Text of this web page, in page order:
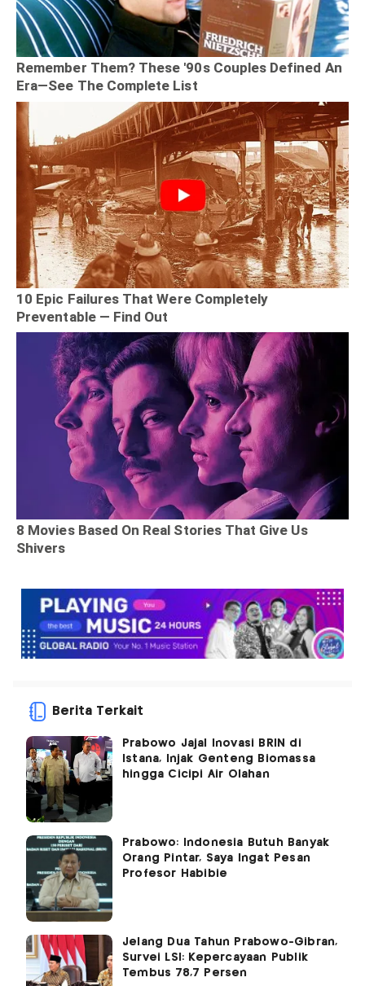
Berita Terkait
Prabowo Jajal Inovasi BRIN di
Istana, Injak Genteng Biomassa
hingga Cicipi Air Olahan
Prabowo: Indonesia Butuh Banyak
Orang Pintar, Saya Ingat Pesan
Profesor Habibie
Jelang Dua Tahun Prabowo-Gibran,
Survei LSI: Kepercayaan Publik
Tembus 78,7 Persen